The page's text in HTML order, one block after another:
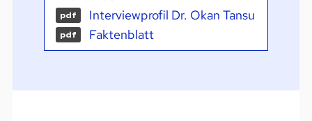
pdf Interviewprofil Dr. Okan Tansu
pdf Faktenblatt